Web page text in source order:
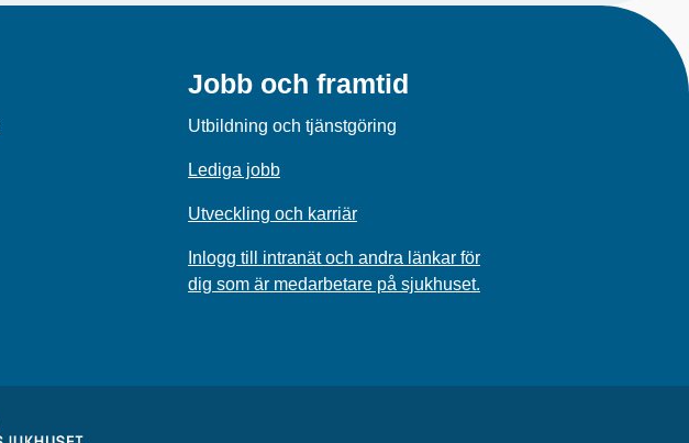
Jobb och framtid
Utbildning och tjänstgöring
Lediga jobb
Utveckling och karriär
Inlogg till intranät och andra länkar för
dig som är medarbetare på sjukhuset.